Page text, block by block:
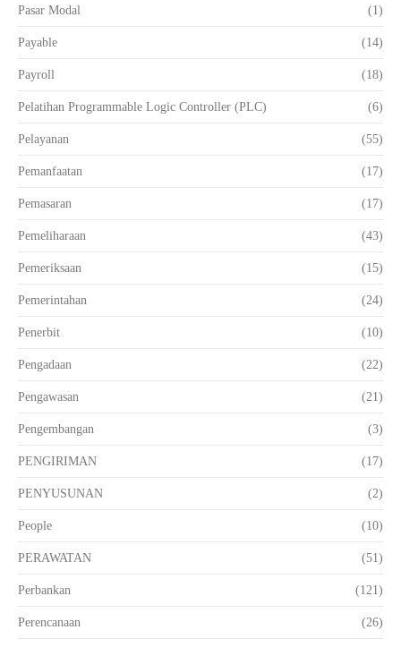
Pasar Modal (1)
Payable (14)
Payroll (18)
Pelatihan Programmable Logic Controller (PLC) (6)
Pelayanan (55)
Pemanfaatan (17)
Pemasaran (17)
Pemeliharaan (43)
Pemeriksaan (15)
Pemerintahan (24)
Penerbit (10)
Pengadaan (22)
Pengawasan (21)
Pengembangan (3)
PENGIRIMAN (17)
PENYUSUNAN (2)
People (10)
PERAWATAN (51)
Perbankan (121)
Perencanaan (26)